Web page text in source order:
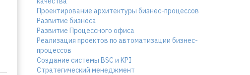
Проектирование архитектуры бизнес-процессов
Развитие бизнеса
Развитие Процессного офиса
Реализация проектов по автоматизации бизнес-
процессов
Создание системы BSC и KPI
Стратегический менеджмент